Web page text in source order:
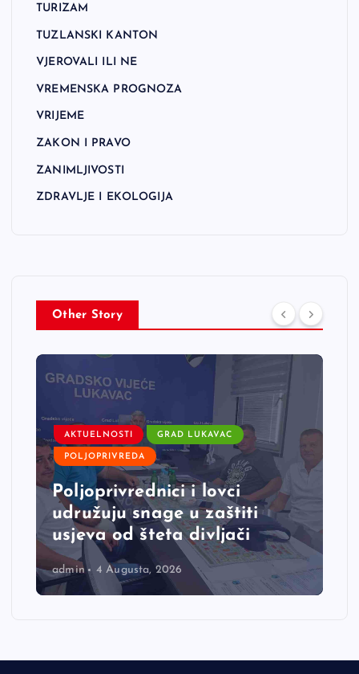
TURIZAM
TUZLANSKI KANTON
VJEROVALI ILI NE
VREMENSKA PROGNOZA
VRIJEME
ZAKON I PRAVO
ZANIMLJIVOSTI
ZDRAVLJE I EKOLOGIJA
Other Story
AKTUELNOSTI GRAD LUKAVAC
POLJOPRIVREDA
Poljoprivrednici i lovci
udružuju snage u zaštiti
usjeva od šteta divljači
admin 4 Augusta, 2026